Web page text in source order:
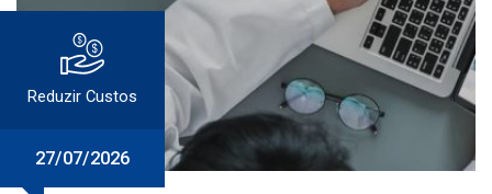
Reduzir Custos
27/07/2026